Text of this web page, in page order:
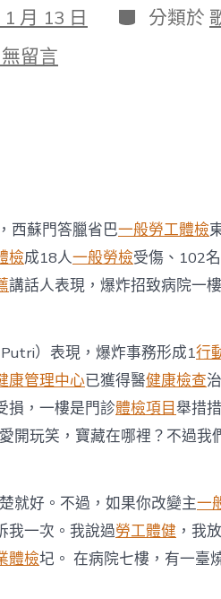
月 13 日 分
類
分類於
留言
西蘇門答臘省巴一般勞工體檢
檢成18人一般勞檢受傷、102
講話人表現，爆炸招致病院一
）表現，爆炸事務形成1行
康管理中心已獲得醫健康檢查
損，一樓是門診體檢項目舉措
開玩笑，寶藏在哪裡？不過我
就好。不過，如果你改變主一
我一次。我說過勞工體健 ，我
體檢圮。 在病院七樓，有一臺